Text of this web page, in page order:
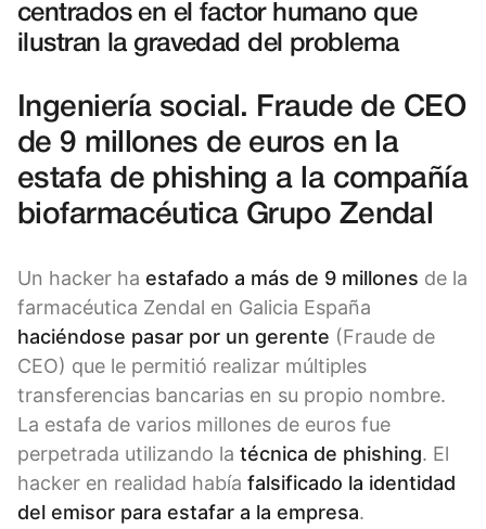
centrados en el factor humano que
ilustran la gravedad del problema
Ingeniería social. Fraude de CEO
de 9 millones de euros en la
estafa de phishing a la compañía
biofarmacéutica Grupo Zendal
Un hacker ha estafado a más de 9 millones de la
farmacéutica Zendal en Galicia España
haciéndose pasar por un gerente (Fraude de
CEO) que le permitió realizar múltiples
transferencias bancarias en su propio nombre.
La estafa de varios millones de euros fue
perpetrada utilizando la técnica de phishing. El
hacker en realidad había falsificado la identidad
del emisor para estafar a la empresa.